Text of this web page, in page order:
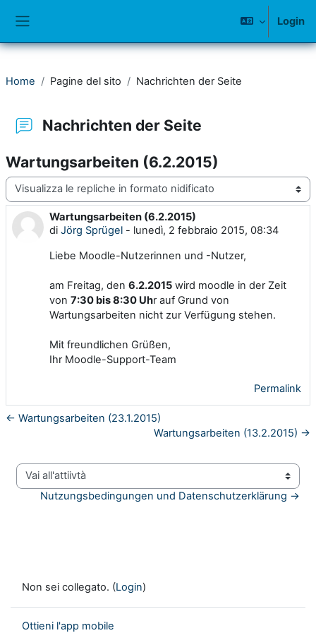
Login
Home Pagine del sito Nachrichten der Seite
Nachrichten der Seite
Wartungsarbeiten (6.2.2015)
Modalità visualizzazione
Wartungsarbeiten (6.2.2015)
di Jörg Sprügel - lunedì, 2 febbraio 2015, 08:34
Numero di risposte: 0
Liebe Moodle-Nutzerinnen und -Nutzer,
am Freitag, den 6.2.2015 wird moodle in der Zeit
von 7:30 bis 8:30 Uhr auf Grund von
Wartungsarbeiten nicht zur Verfügung stehen.
Mit freundlichen Grüßen,
Ihr Moodle-Support-Team
Permalink
← Wartungsarbeiten (23.1.2015)
Wartungsarbeiten (13.2.2015) →
Vai all'attiivtà
Nutzungsbedingungen und Datenschutzerklärung →
Non sei collegato. (Login)
Ottieni l'app mobile